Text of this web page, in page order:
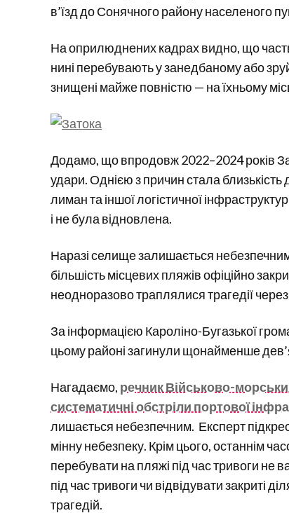
в’їзд до Сонячного району населеного
На оприлюднених кадрах видно, що
нині перебувають у занедбаному або
знищені майже повністю — на їхньому
Додамо, що впродовж 2022–2024 років
удари. Однією з причин стала
лиман та іншої логістичної
і не була відновлена.
Наразі селище залишається
більшість місцевих пляжів офіційно
неодноразово траплялися трагедії
За інформацією Кароліно-Бугазької
цьому районі загинули щонайменше
Нагадаємо, речник Військово-
систематичні обстріли портової
лишається небезпечним. Експерт
мінну небезпеку. Крім цього, останнім
перебувати на пляжі під час тривоги не
під час тривоги чи відвідувати закриті
трагедій.